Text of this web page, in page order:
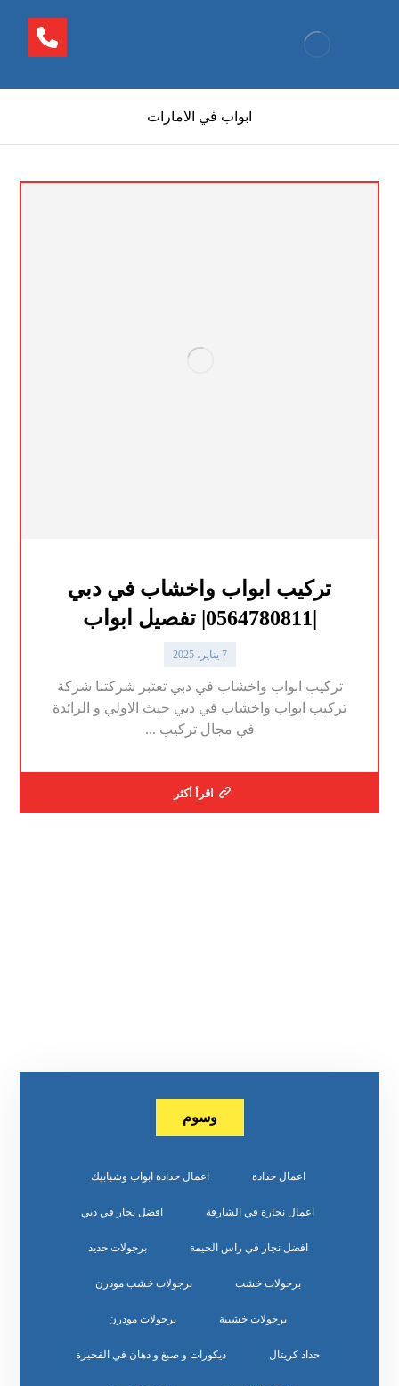
ابواب في الامارات
تركيب ابواب واخشاب في دبي
7 يناير، 2025
تركيب ابواب واخشاب في دبي تعتبر شركتنا شركة
تركيب ابواب واخشاب في دبي حيث الاولي و الرائدة
في مجال تركيب ...
اقرأ أكثر
وسوم
اعمال حدادة اعمال حدادة ابواب وشبابيك
اعمال نجارة في الشارقة افضل نجار في دبي
افضل نجار في راس الخيمة برجولات حديد
برجولات خشب برجولات خشب مودرن
برجولات خشبية برجولات مودرن
حداد كريتال ديكورات و صبغ و دهان في الفجيرة